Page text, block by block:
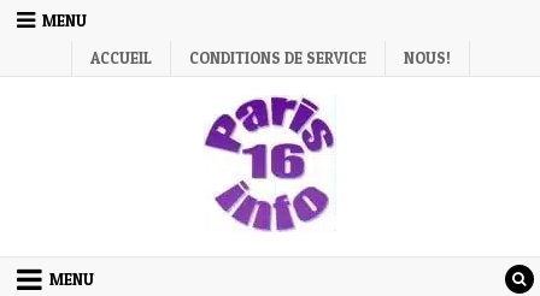
Skip
MENU
ACCUEIL
CONDITIONS DE SERVICE NOUS!
MENU